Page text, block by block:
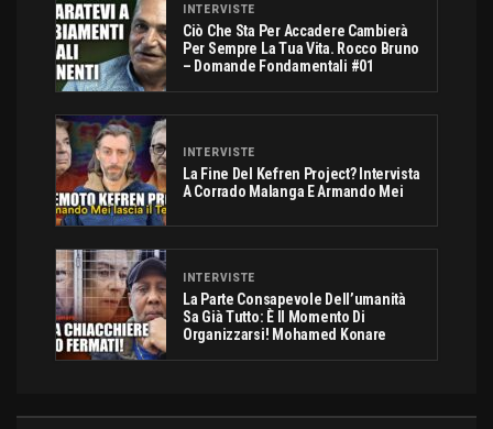
INTERVISTE
Ciò Che Sta Per Accadere Cambierà
Per Sempre La Tua Vita. Rocco Bruno
– Domande Fondamentali #01
INTERVISTE
La Fine Del Kefren Project? Intervista
A Corrado Malanga E Armando Mei
INTERVISTE
La Parte Consapevole Dell’umanità
Sa Già Tutto: È Il Momento Di
Organizzarsi! Mohamed Konare